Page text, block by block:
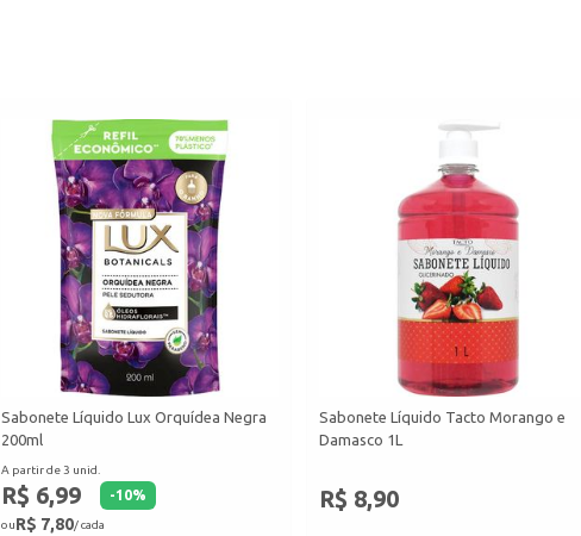
Sabonete Líquido Lux Orquídea Negra
200ml
A partir de 3 unid.
R$ 6,99 -10%
ouR$ 7,80/ cada
Sabonete Líquido Tacto Morango e
Damasco 1L
R$ 8,90